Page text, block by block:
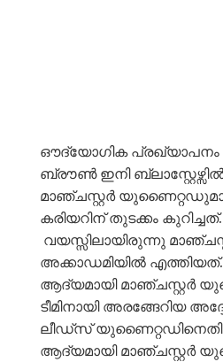
ഔദ്യോഗിക
ബ്രൗൺ ഇനി ബ്ലാസ്റ്റേഴ്സിൽ
മാഞ്ചസ്റ്റർ
കരിയറിന് തുടക്കം
വയസ്സിലായിരുന്നു
അക്കാഡമിയിൽ എത്തിയത്.
ആദ്യമായി മാഞ്ചസ്റ്റർ
ടീമിനായി അരങ്ങേറിയ
ലീഡ്സ്
ആദ്യമായി മാഞ്ചസ്റ്റർ